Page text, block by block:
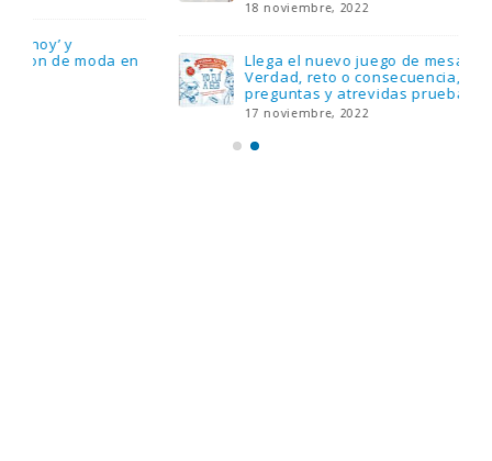
Llega el nuevo juego de mesa Yo Fui a EGB:
Verdad, reto o consecuencia, con más
preguntas y atrevidas pruebas